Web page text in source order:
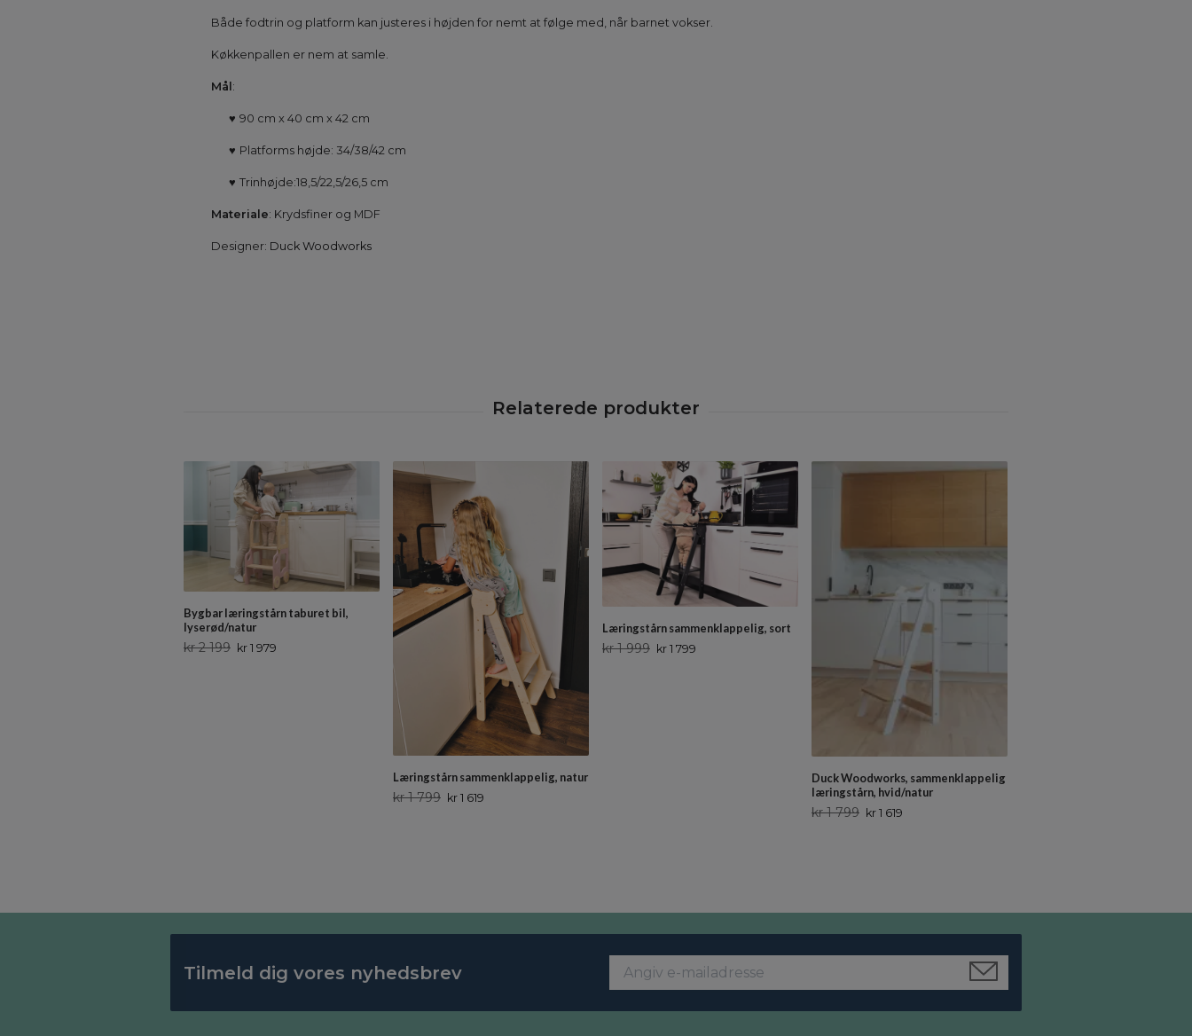
Både fodtrin og platform kan justeres i højden for nemt at følge med, når barnet vokser.
Køkkenpallen er nem at samle.
Mål :
♥ 90 cm x 40 cm x 42 cm
♥ Platforms højde: 34/38/42 cm
♥ Trinhøjde:18,5/22,5/26,5 cm
Materiale: Krydsfiner og MDF
Designer: Duck Woodworks
Bygbar læringstårn taburet bil,
lyserød/natur
kr 2 199 kr 1 979
Læringstårn sammenklappelig, natur
kr 1 799 kr 1 619
Læringstårn sammenklappelig, sort
kr 1 999 kr 1 799
Duck Woodworks, sammenklappelig
læringstårn, hvid/natur
kr 1 799 kr 1 619
Tilmeld dig vores nyhedsbrev